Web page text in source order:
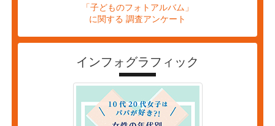
「子どものフォトアルバム」
に関する 調査アンケート
インフォグラフィック